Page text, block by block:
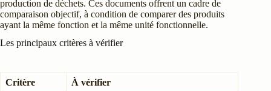
production de déchets. Ces documents offrent un cadre de
comparaison objectif, à condition de comparer des produits
ayant la même fonction et la même unité fonctionnelle.
Les principaux critères à vérifier
Critère À vérifier